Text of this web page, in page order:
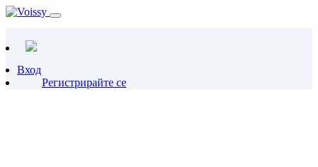
Вход
Регистрирайте се